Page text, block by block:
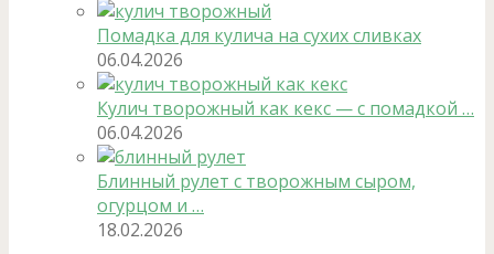
Помадка для кулича на сухих сливках
06.04.2026
Кулич творожный как кекс — с помадкой …
06.04.2026
Блинный рулет с творожным сыром,
огурцом и …
18.02.2026